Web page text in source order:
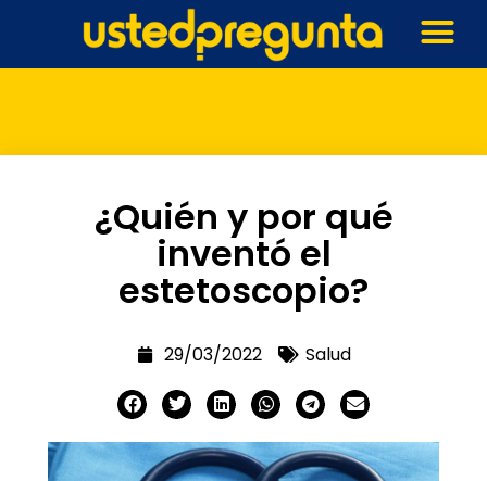
¿Quién y por qué
inventó el
estetoscopio?
29/03/2022 Salud